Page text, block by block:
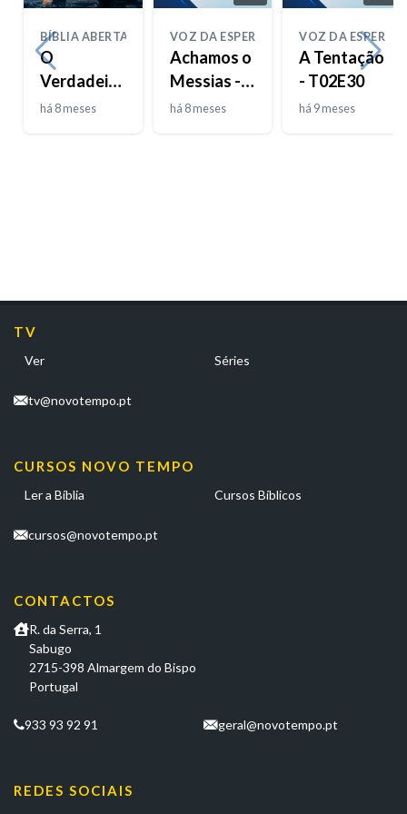
BÍBLIA ABERTA
O
Verdadeiro
Josué
há 8 meses
VOZ DA ESPERANÇA
Achamos o
Messias -
T02E31
há 8 meses
VOZ DA
A Tentação
- T02E30
há 9 meses
TV
Ver Séries
tv@novotempo.pt
CURSOS NOVO TEMPO
Ler a Bíblia Cursos Bíblicos
cursos@novotempo.pt
CONTACTOS
R. da Serra, 1
Sabugo
2715-398 Almargem do Bispo
Portugal
933 93 92 91 geral@novotempo.pt
REDES SOCIAIS